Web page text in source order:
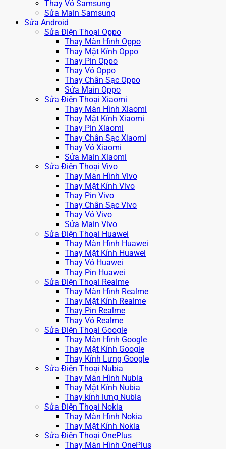
Thay Vỏ Samsung
Sửa Main Samsung
Sửa Android
Sửa Điện Thoại Oppo
Thay Màn Hình Oppo
Thay Mặt Kính Oppo
Thay Pin Oppo
Thay Vỏ Oppo
Thay Chân Sạc Oppo
Sửa Main Oppo
Sửa Điện Thoại Xiaomi
Thay Màn Hình Xiaomi
Thay Mặt Kính Xiaomi
Thay Pin Xiaomi
Thay Chân Sạc Xiaomi
Thay Vỏ Xiaomi
Sửa Main Xiaomi
Sửa Điện Thoại Vivo
Thay Màn Hình Vivo
Thay Mặt Kính Vivo
Thay Pin Vivo
Thay Chân Sạc Vivo
Thay Vỏ Vivo
Sửa Main Vivo
Sửa Điện Thoại Huawei
Thay Màn Hình Huawei
Thay Mặt Kính Huawei
Thay Vỏ Huawei
Thay Pin Huawei
Sửa Điện Thoại Realme
Thay Màn Hình Realme
Thay Mặt Kính Realme
Thay Pin Realme
Thay Vỏ Realme
Sửa Điện Thoại Google
Thay Màn Hình Google
Thay Mặt Kính Google
Thay Kính Lưng Google
Sửa Điện Thoại Nubia
Thay Màn Hình Nubia
Thay Mặt Kính Nubia
Thay kính lưng Nubia
Sửa Điện Thoại Nokia
Thay Màn Hình Nokia
Thay Mặt Kính Nokia
Sửa Điện Thoại OnePlus
Thay Màn Hình OnePlus